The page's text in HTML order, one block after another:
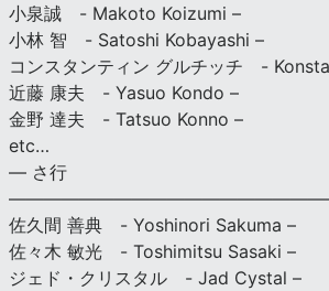
小泉誠 - Makoto Koizumi –
小林 智 - Satoshi Kobayashi –
コンスタンティン グルチッチ -
近藤 康夫 - Yasuo Kondo –
金野 達夫 - Tatsuo Konno –
etc…
— さ行
佐久間 善典 - Yoshinori Sakuma –
佐々木 敏光 - Toshimitsu Sasaki –
ジェド・クリスタル - Jad Cystal –